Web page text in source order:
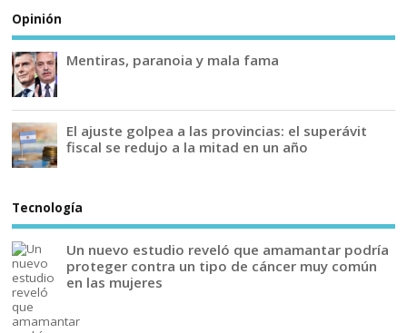
Opinión
Mentiras, paranoia y mala fama
El ajuste golpea a las provincias: el superávit
fiscal se redujo a la mitad en un año
Tecnología
Un nuevo estudio reveló que amamantar podría
proteger contra un tipo de cáncer muy común
en las mujeres